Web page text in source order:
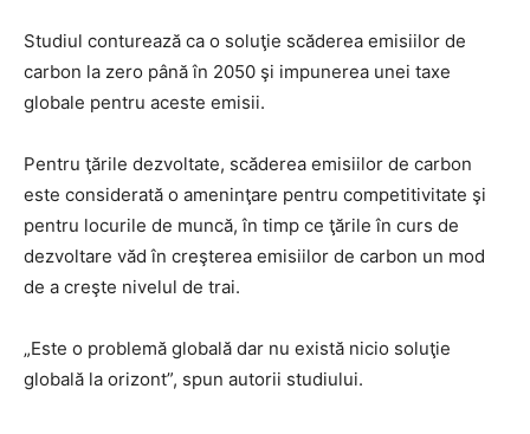
Studiul conturează ca o soluţie scăderea emisiilor de
carbon la zero până în 2050 şi impunerea unei taxe
globale pentru aceste emisii.
Pentru ţările dezvoltate, scăderea emisiilor de carbon
este considerată o ameninţare pentru competitivitate şi
pentru locurile de muncă, în timp ce ţările în curs de
dezvoltare văd în creşterea emisiilor de carbon un mod
de a creşte nivelul de trai.
„Este o problemă globală dar nu există nicio soluţie
globală la orizont”, spun autorii studiului.